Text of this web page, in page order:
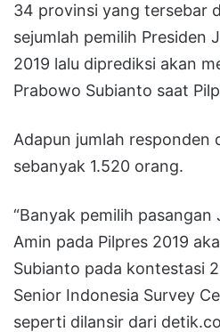
34 provinsi yang tersebar
sejumlah pemilih Presiden
2019 lalu diprediksi akan
Prabowo Subianto saat
Adapun jumlah responden
sebanyak 1.520 orang.
“Banyak pemilih pasangan
Amin pada Pilpres 2019
Subianto pada kontestasi
Senior Indonesia Survey
seperti dilansir dari